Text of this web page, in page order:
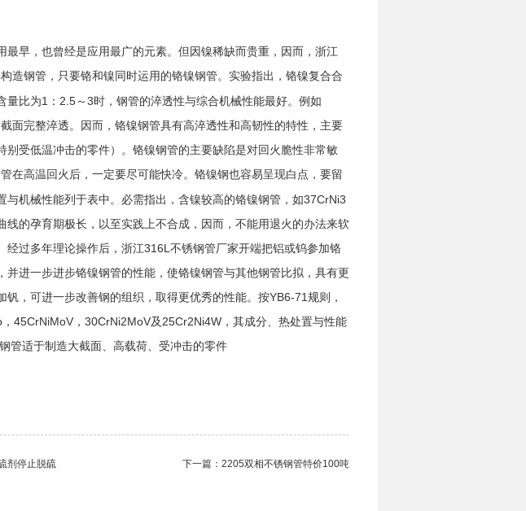
最早，也曾经是应用最广的元素。但因镍稀缺而贵重，因而，浙江
造钢管，只要铬和镍同时运用的铬镍钢管。实验指出，铬镍复合合
比为1：2.5～3时，钢管的淬透性与综合机械性能最好。例如
面完整淬透。因而，铬镍钢管具有高淬透性和高韧性的特性，主要
别受低温冲击的零件）。铬镍钢管的主要缺陷是对回火脆性非常敏
在高温回火后，一定要尽可能快冷。铬镍钢也容易呈现白点，要留
机械性能列于表中。必需指出，含镍较高的铬镍钢管，如37CrNi3
的孕育期极长，以至实践上不合成，因而，不能用退火的办法来软
经过多年理论操作后，浙江316L不锈钢管厂家开端把铝或钨参加铬
进一步进步铬镍钢管的性能，使铬镍钢管与其他钢管比拟，具有更
，可进一步改善钢的组织，取得更优秀的性能。按YB6-71规则，
45CrNiMoV，30CrNi2MoV及25Cr2Ni4W，其成分、热处置与性能
管适于制造大截面、高载荷、受冲击的零件
剂停止脱硫 下一篇： 2205双相不锈钢管​特价100吨